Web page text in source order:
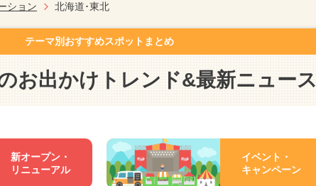
ション 北海道･東北
テーマ別おすすめスポットまとめ
お出かけトレンド&最新ニュース
新オープン・
リニューアル
イベント・
キャンペーン